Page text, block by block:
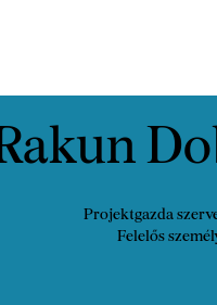
Kapcsolat
Projektgazda
Felelős